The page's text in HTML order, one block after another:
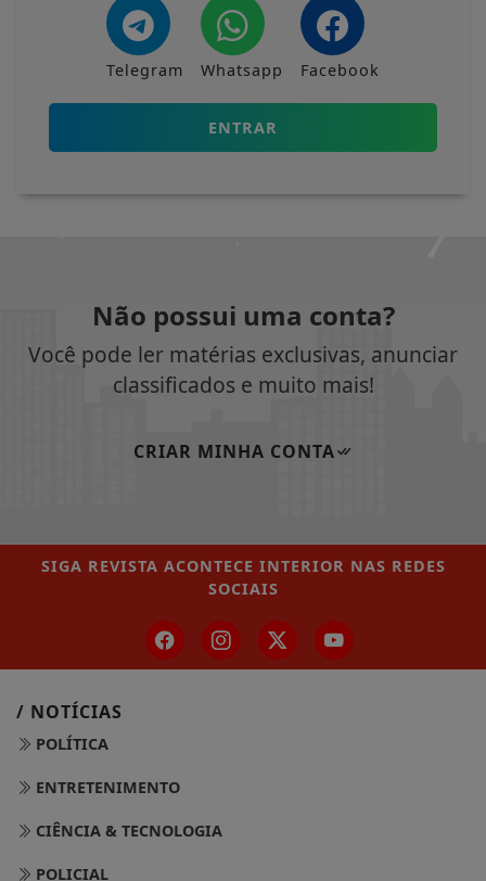
Telegram Whatsapp Facebook
ENTRAR
Não possui uma conta?
Você pode ler matérias exclusivas, anunciar
classificados e muito mais!
CRIAR MINHA CONTA
SIGA REVISTA ACONTECE INTERIOR NAS REDES
SOCIAIS
/ NOTÍCIAS
POLÍTICA
ENTRETENIMENTO
CIÊNCIA & TECNOLOGIA
POLICIAL